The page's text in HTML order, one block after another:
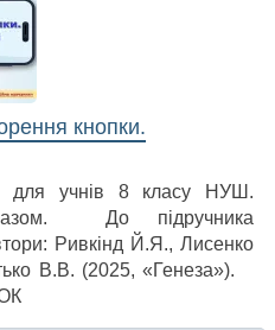
кнопки.
для учнів 8 класу НУШ.
До підручника
Ривкінд Й.Я., Лисенко
В.В. (2025, «Генеза»).